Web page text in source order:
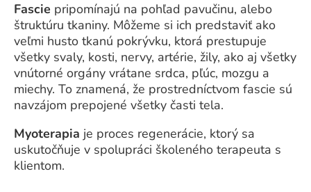
Fascie pripomínajú na pohľad pavučinu, alebo
štruktúru tkaniny. Môžeme si ich predstaviť ako
veľmi husto tkanú pokrývku, ktorá prestupuje
všetky svaly, kosti, nervy, artérie, žily, ako aj všetky
vnútorné orgány vrátane srdca, pľúc, mozgu a
miechy. To znamená, že prostredníctvom fascie sú
navzájom prepojené všetky časti tela.
Myoterapia je proces regenerácie, ktorý sa
uskutočňuje v spolupráci školeného terapeuta s
klientom.